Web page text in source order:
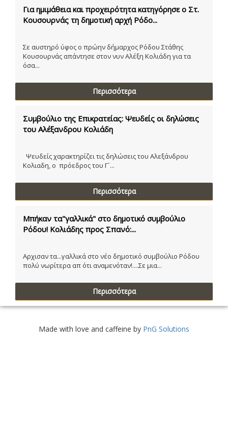
Για ημιμάθεια και προχειρότητα κατηγόρησε ο Στ.
Κουσουρνάς τη δημοτική αρχή Ρόδο...
Σε αυστηρό ύφος ο πρώην δήμαρχος Ρόδου Στάθης
Κουσουρνάς απάντησε στον νυν Αλέξη Κολιάδη για τα
όσα...
Περισσότερα
Συμβούλιο της Επικρατείας: Ψευδείς οι δηλώσεις
του Αλέξανδρου Κολιάδη
Ψευδείς χαρακτηρίζει τις δηλώσεις του Αλεξάνδρου
Κολιαδη, ο πρόεδρος του Γ´...
Περισσότερα
Μπήκαν τα"γαλλικά" στο δημοτικό συμβούλιο
Ρόδου! Κολιάδης προς Σπανό:...
Αρχισαν τα...γαλλικά στο νέο δημοτικό συμβούλιο Ρόδου
πολύ νωρίτερα απ ότι αναμενόταν!....Σε μια...
Περισσότερα
Made with love and caffeine by PnG Solutions